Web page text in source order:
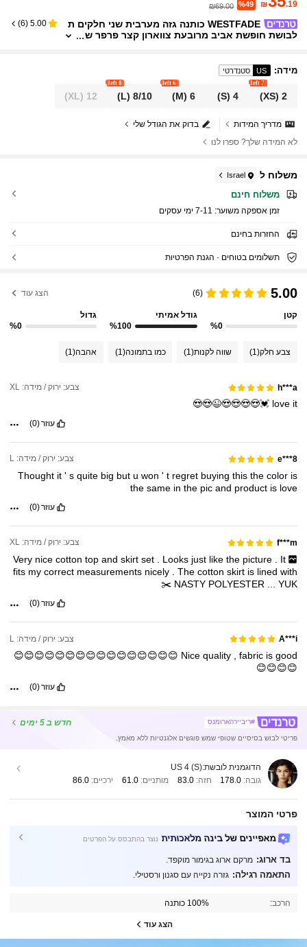
₪ .19
%49
₪69.00
WESTFADE כותנה גזה מערבית שני חלקים ת
לבושת חופשת אביב מרובעת צווארון קצר פרפר ש
5.00
(
6
)
מידה:
US סטנדרטי
2
(XS)
7 left
4
(S)
6
(M)
6 left
8/10
(L)
8 left
12
(XL)
בדוק את הגודל שלי
מדריך המידות
לא המידה שלך? ספרו לנו
משלוח ל Israel
משלוח חינם
זמן אספקה ​​משוער: 7-11 ימי עסקים
החזרות בחינם
תשלומים בטוחים · הגנת הפרטיות
5.00
(6) הצג עוד
קטן
%0
גודל אמיתי
%100
גדול
%0
צבע חלק(1) שווה לקנות(1) כמו בתמונה(1) אהבה(1)
h***a צבע: ירוק / מידה: XL
love it
💓😍😍😍😍😉😍😍
עוזר(0)
e***8 צבע: ירוק / מידה: L
Thought it ' s quite big but u won ' t regret buying this the color is
the same in the pic and product is love
עוזר(0)
f***m צבע: ירוק / מידה: XL
Very nicecottontopandskirtset Looks just likethe picture
It
fits my correct measurements nicely The cotton skirt is lined with
NASTY POLYESTER YUK
✂️
עוזר(0)
A***i צבע: ירוק / מידה: L
Nice quality fabric is good
😊😊😊😊😊😊😊😊😊😊😊😊😊😊😊😊
😊😊😊😊
עוזר(0)
#ריביירהארומנס חדש ב 5 ימים
פריטי לבוש בסיסיים שטופי שמש פוגשים אלגנטיות ללא מאמץ.
הדוגמנית לובשת:US 4 (S)
גובה: 178.0 חזה:83.0 מותניים: 61.0 ירכיים: 86.0
פרטי המוצר
מאפיינים של בינה מלאכותית נוצר בהתבסס על הפרטים
בד ארוג: מרקם ארוג בגימור מוקפד.
התאמה רגילה: גזרה נקייה עם סגנון ורסטילי.
הרכב: 100% כותנה
הצג עוד